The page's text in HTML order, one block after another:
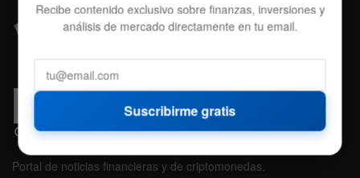
Portal de noticias financieras y de criptomonedas.
Recibe contenido exclusivo sobre finanzas, inversiones y
análisis de mercado directamente en tu email.
Suscribirme gratis